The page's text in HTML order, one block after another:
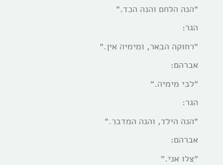
״הנה הלחם והנה הכד.״
הגר:
״רחוקה הבאר, ומימיה אין.״
אברהם:
״לבי מימיה.״
הגר:
״הנה הילד, והנה המדבר.״
אברהם:
״צלו אני.״